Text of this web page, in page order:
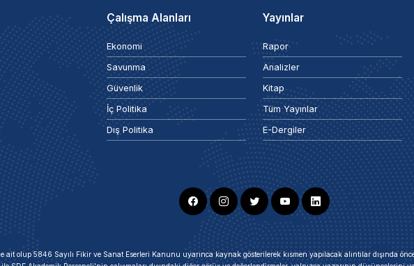
Çalışma Alanları
Ekonomi
Savunma
Güvenlik
İç Politika
Dış Politika
Yayınlar
Rapor
Analizler
Kitap
Tüm Yayınlar
E-Dergiler
olup 5846 Sayılı Fikir ve Sanat Eserleri Kanunu uyarınca kaynak gösterilerek kısmen yapılacak alıntılar dışında